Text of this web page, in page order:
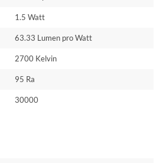
1.5 Watt
63.33 Lumen pro Watt
2700 Kelvin
95 Ra
30000